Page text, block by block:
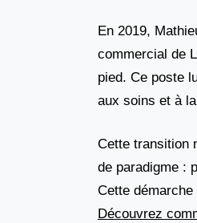
En 2019,
commercial de
pied. Ce poste
aux soins et à
Cette transition
de paradigme :
Cette
Découvrez